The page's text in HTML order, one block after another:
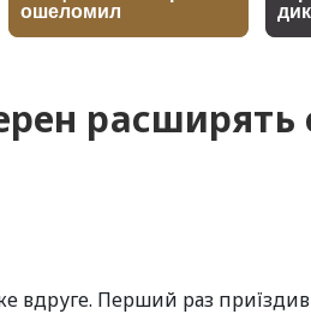
расширять
вдруге. Перший раз